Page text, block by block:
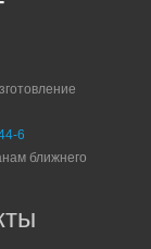
6
ближнего